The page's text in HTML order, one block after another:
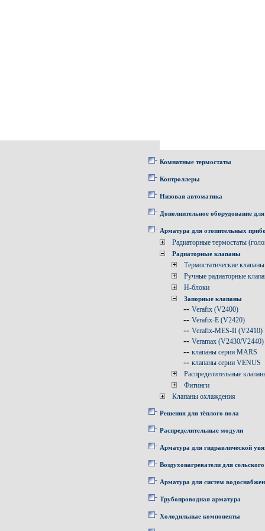
Комнатные термостаты
Контроллеры
Низовая автоматика
Дополнительное оборудование
Арматура для отопительных
Радиаторные термостаты
Радиаторные клапаны
Термостатические клапаны
Ручные радиаторные
Н-блоки
Запорные клапаны
-- Verafix (V2400)
-- Verafix-E (V2420)
-- Verafix-MES-II (V2410)
-- Veramax (V2430/V2440)
-- клапаны серии MARS
-- клапаны серии VENUS
Распределительные
Фитинги
Клапаны охлаждения
Решения для тёплого пола
Распределительные модули
Арматура для гидравлической
Воздухонагреватели для
Арматура для систем
Трубопроводная арматура
Холодильные компоненты